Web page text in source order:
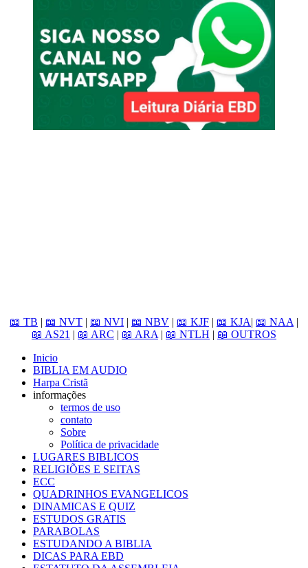
📖 TB | 📖 NVT | 📖 NVI | 📖 NBV | 📖 KJF | 📖 KJA| 📖 NAA |
📖 AS21 | 📖 ARC | 📖 ARA | 📖 NTLH | 📖 OUTROS
Inicio
BIBLIA EM AUDIO
Harpa Cristã
informações
termos de uso
contato
Sobre
Política de privacidade
LUGARES BIBLICOS
RELIGIÕES E SEITAS
ECC
QUADRINHOS EVANGELICOS
DINAMICAS E QUIZ
ESTUDOS GRATIS
PARABOLAS
ESTUDANDO A BIBLIA
DICAS PARA EBD